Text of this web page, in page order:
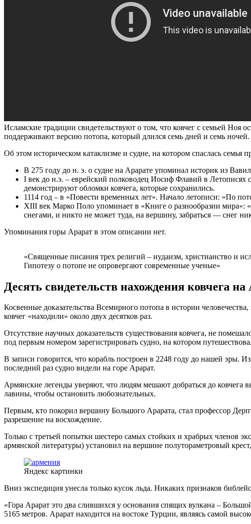
Исламские традиции свидетельствуют о том, что ковчег с семьей
поддерживают версию потопа, который длился семь дней и семь ночей.
Об этом историческом катаклизме и судне, на котором спаслась
В 275 году до н. э. о судне на Арарате упоминал историк из
I век до н.э. – еврейский полководец Иосиф Флавий в
демонстрируют обломки ковчега, которые сохранились.
1114 год – в «Повести временных лет». Начало летописи: «По
XIII век Марко Поло упоминает в «Книге о разнообразии
снегами, и никто не может туда, на вершину, забраться — снег
Упоминания горы Арарат в этом описании нет.
«Священные писания трех религий – иудаизм, христианство и
Гипотезу о потопе не опровергают современные ученые»
Десять свидетельств нахождения ковчега на
Косвенные доказательства Всемирного потопа в истории
ковчег «находили» около двух десятков раз.
Отсутствие научных доказательств существования ковчега, не
под первым номером зарегистрировать судно, на котором
В записи говорится, что корабль построен в 2248 году до нашей эры.
последний раз судно видели на горе Арарат.
Армянские легенды уверяют, что людям мешают добраться до
лавины, чтобы остановить любознательных.
Первым, кто покорил вершину Большого Арарата, стал профессор
разрешение на восхождение.
Только с третьей попытки шестеро самых стойких и храбрых членов
армянской литературы) установил на вершине полутораметровый
Яндекс картинки
Вниз экспедиция унесла только кусок льда. Никаких признаков
«Гора Арарат это два слившихся у основания спящих вулкана –
5165 метров. Арарат находится на востоке Турции, являясь самой